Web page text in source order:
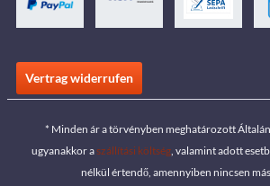
Vertrag widerrufen
* Minden ár a törvényben meghatározott
ugyanakkor aszállítási költség, valamint adott
nélkül értendő, amennyiben nincsen